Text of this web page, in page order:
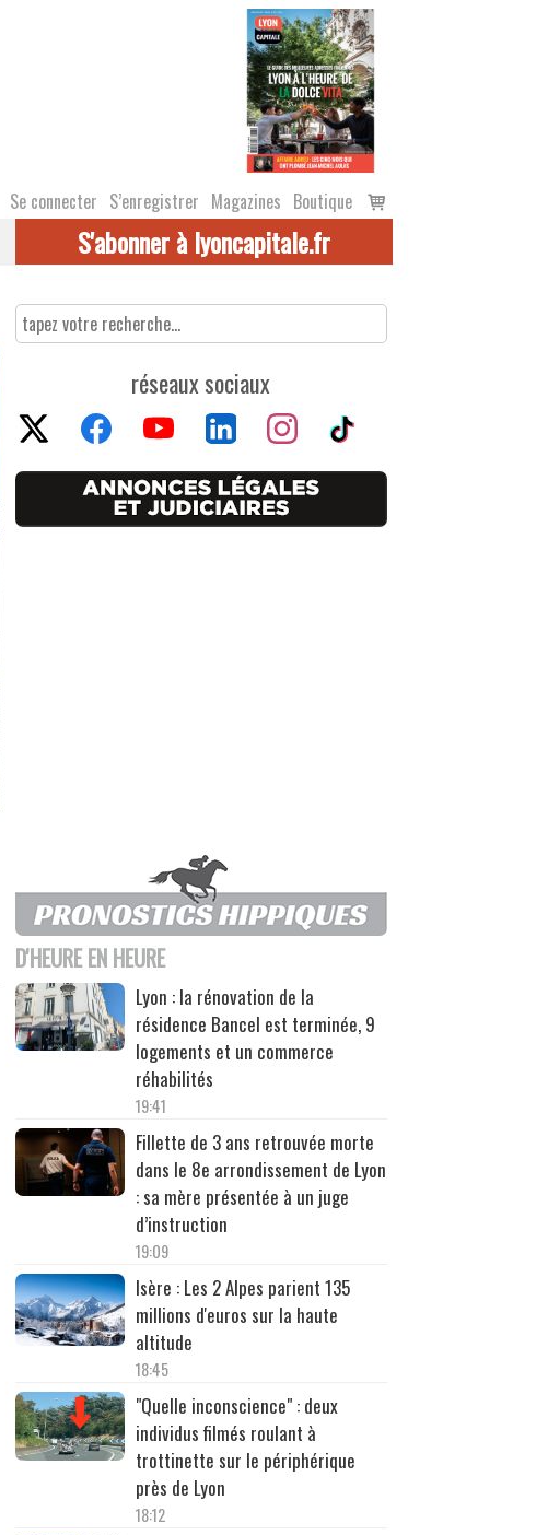
Se connecter S’enregistrer Magazines Boutique
Voir
le
S'abonner à lyoncapitale.fr
réseaux sociaux
D'HEURE EN HEURE
Lyon : la rénovation de la
résidence Bancel est terminée, 9
logements et un commerce
réhabilités
19:41
Fillette de 3 ans retrouvée morte
dans le 8e arrondissement de Lyon
: sa mère présentée à un juge
d’instruction
19:09
Isère : Les 2 Alpes parient 135
millions d'euros sur la haute
altitude
18:45
"Quelle inconscience" : deux
individus filmés roulant à
trottinette sur le périphérique
près de Lyon
18:12